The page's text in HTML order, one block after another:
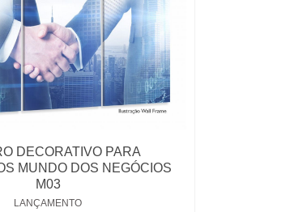
DECORATIVO PARA
MUNDO DOS NEGÓCIOS
M03
LANÇAMENTO